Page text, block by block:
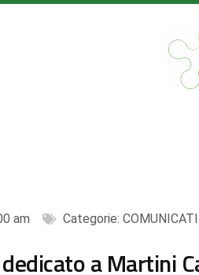
am Categorie: COMUNICATI
a Martini